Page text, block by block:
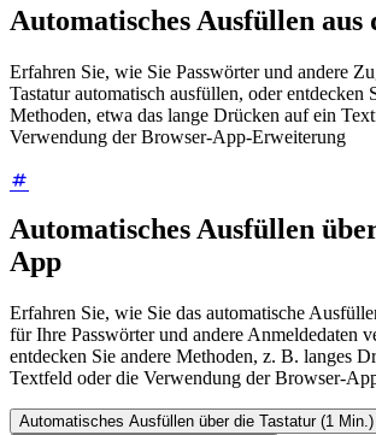
Automatisches Ausfüllen
Erfahren Sie, wie Sie Passwörter und andere
Tastatur automatisch ausfüllen, oder entdecken
Methoden, etwa das lange Drücken auf ein
Verwendung der Browser-App-Erweiterung
Automatisches Ausfüllen
App
Erfahren Sie, wie Sie das automatische
für Ihre Passwörter und andere Anmeldedaten
entdecken Sie andere Methoden, z. B. langes
Textfeld oder die Verwendung der Browser-
Automatisches Ausfüllen über die Tastatur (1 Min.)